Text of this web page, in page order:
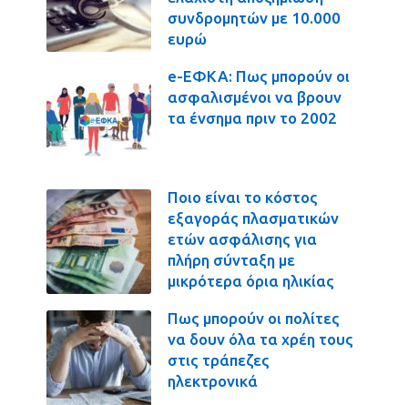
συνδρομητών με 10.000
ευρώ
e-ΕΦΚΑ: Πως μπορούν οι
ασφαλισμένοι να βρουν
τα ένσημα πριν το 2002
Ποιο είναι το κόστος
εξαγοράς πλασματικών
ετών ασφάλισης για
πλήρη σύνταξη με
μικρότερα όρια ηλικίας
Πως μπορούν οι πολίτες
να δουν όλα τα χρέη τους
στις τράπεζες
ηλεκτρονικά